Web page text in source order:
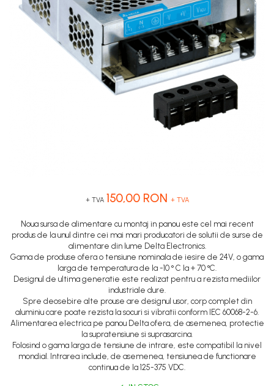
Solutii industriale Ethernet
Router si switch-uri industriale
Afisoare digitale
Senzori de presiune
Senzori distanta
Senzori fotoelectrici
Senzori magnetici-rezistivi
STEP-PS
TRIO-PS
Cleme sir
Accesorii cleme
Cleme 10mm
Cleme 2.5mm
Cleme 6mm
Intrerupator general
+ TVA 150,00 RON + TVA
Noua sursa de alimentare cu montaj in panou este cel mai recent
produs de la unul dintre cei mai mari producatori de solutii de surse de
alimentare din lume Delta Electronics.
Gama de produse ofera o tensiune nominala de iesire de 24V, o gama
larga de temperatura de la -10 ° C la + 70 °C.
Designul de ultima generatie este realizat pentru a rezista mediilor
industriale dure.
Spre deosebire alte prouse are designul usor, corp complet din
aluminiu care poate rezista la socuri si vibratii conform IEC 60068-2-6.
Alimentarea electrica pe panou Delta ofera, de asemenea, protectie
la supratensiune si suprasarcina.
Folosind o gama larga de tensiune de intrare, este compatibil la nivel
mondial. Intrarea include, de asemenea, tensiunea de functionare
continua de la 125-375 VDC.